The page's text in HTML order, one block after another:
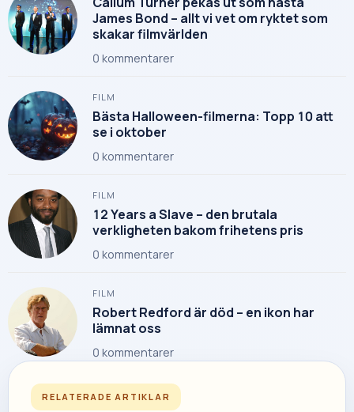
RELATERADE ARTIKLAR
James Bond – allt vi vet om ryktet som
skakar filmvärlden
0 kommentarer
FILM
Bästa Halloween-filmerna: Topp 10 att
se i oktober
0 kommentarer
FILM
12 Years a Slave – den brutala
verkligheten bakom frihetens pris
0 kommentarer
FILM
Robert Redford är död – en ikon har
lämnat oss
0 kommentarer